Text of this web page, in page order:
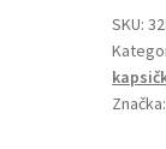
SKU:
Značka: